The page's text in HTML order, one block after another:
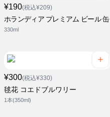
¥190(税込¥209)
ホランディア プレミアム ビール 缶
330ml
¥300(税込¥330)
毬花 コエドブルワリー
1本(350ml)